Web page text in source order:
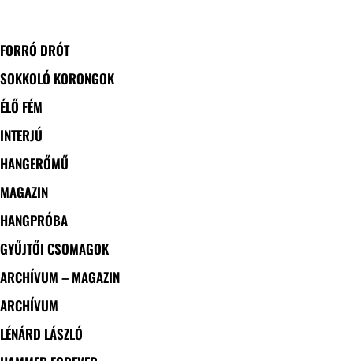
FORRÓ DRÓT
SOKKOLÓ KORONGOK
ÉLŐ FÉM
INTERJÚ
HANGERŐMŰ
MAGAZIN
HANGPRÓBA
GYŰJTŐI CSOMAGOK
ARCHÍVUM – MAGAZIN
ARCHÍVUM
LÉNÁRD LÁSZLÓ